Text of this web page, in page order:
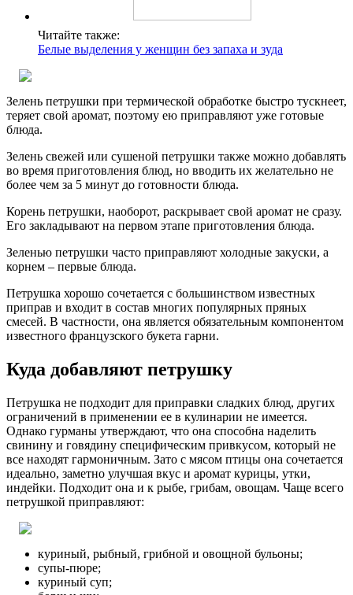
Читайте также:
Белые выделения у женщин без запаха и зуда
Зелень петрушки при термической обработке быстро тускнеет,
теряет свой аромат, поэтому ею приправляют уже готовые
блюда.
Зелень свежей или сушеной петрушки также можно добавлять
во время приготовления блюд, но вводить их желательно не
более чем за 5 минут до готовности блюда.
Корень петрушки, наоборот, раскрывает свой аромат не сразу.
Его закладывают на первом этапе приготовления блюда.
Зеленью петрушки часто приправляют холодные закуски, а
корнем – первые блюда.
Петрушка хорошо сочетается с большинством известных
приправ и входит в состав многих популярных пряных
смесей. В частности, она является обязательным компонентом
известного французского букета гарни.
Куда добавляют петрушку
Петрушка не подходит для приправки сладких блюд, других
ограничений в применении ее в кулинарии не имеется.
Однако гурманы утверждают, что она способна наделить
свинину и говядину специфическим привкусом, который не
все находят гармоничным. Зато с мясом птицы она сочетается
идеально, заметно улучшая вкус и аромат курицы, утки,
индейки. Подходит она и к рыбе, грибам, овощам. Чаще всего
петрушкой приправляют:
куриный, рыбный, грибной и овощной бульоны;
супы-пюре;
куриный суп;